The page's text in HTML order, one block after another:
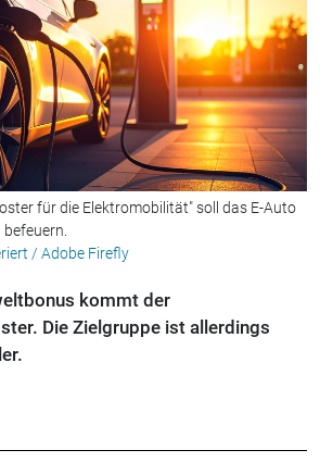
für die Elektromobilität" soll das E-Auto
/ Adobe Firefly
kommt der
Die Zielgruppe ist allerdings